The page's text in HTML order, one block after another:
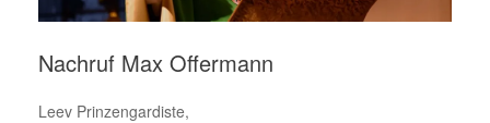
Nachruf Max Offermann
Leev Prinzengardiste,